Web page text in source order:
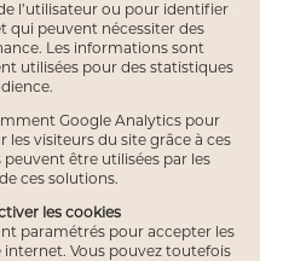
l’utilisateur ou pour identifier
qui peuvent nécessiter des
Les informations sont
utilisées pour des statistiques
Google Analytics pour
les visiteurs du site grâce à ces
être utilisées par les
ces solutions.
les cookies
paramétrés pour accepter les
Vous pouvez toutefois